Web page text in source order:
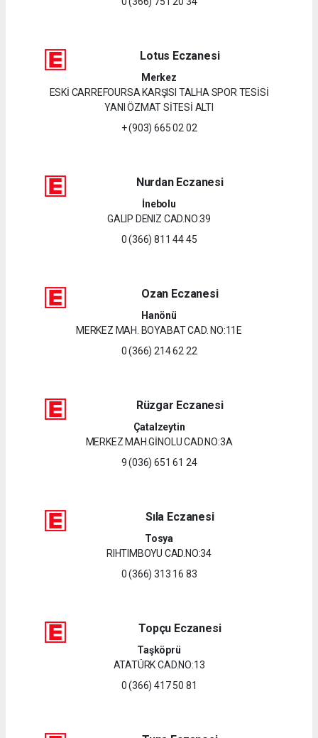
Lotus Eczanesi
Merkez
ESKİ CARREFOURSA KARŞISI TALHA SPOR TESİSİ
YANI ÖZMAT SİTESİ ALTI
+ (903) 665 02 02
Nurdan Eczanesi
İnebolu
GALIP DENIZ CAD.NO:39
0 (366) 811 44 45
Ozan Eczanesi
Hanönü
MERKEZ MAH. BOYABAT CAD. NO:11E
0 (366) 214 62 22
Rüzgar Eczanesi
Çatalzeytin
MERKEZ MAH.GİNOLU CAD.NO:3A
9 (036) 651 61 24
Sıla Eczanesi
Tosya
RIHTIMBOYU CAD.NO:34
0 (366) 313 16 83
Topçu Eczanesi
Taşköprü
ATATÜRK CAD.NO:13
0 (366) 417 50 81